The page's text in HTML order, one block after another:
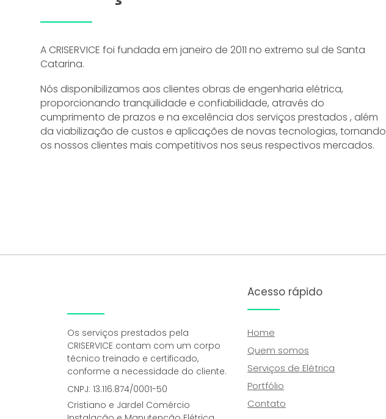
A CRISERVICE foi fundada em janeiro de 2011 no extremo sul de Santa
Catarina.
Nós disponibilizamos aos clientes obras de engenharia elétrica,
proporcionando tranqüilidade e confiabilidade, através do
cumprimento de prazos e na excelência dos serviços prestados , além
da viabilização de custos e aplicações de novas tecnologias, tornando
os nossos clientes mais competitivos nos seus respectivos mercados.
Os serviços prestados pela
CRISERVICE contam com um corpo
técnico treinado e certificado,
conforme a necessidade do cliente.
CNPJ: 13.116.874/0001-50
Cristiano e Jardel Comércio
Acesso rápido
Home
Quem somos
Serviços de Elétrica​
Portfólio
Contato